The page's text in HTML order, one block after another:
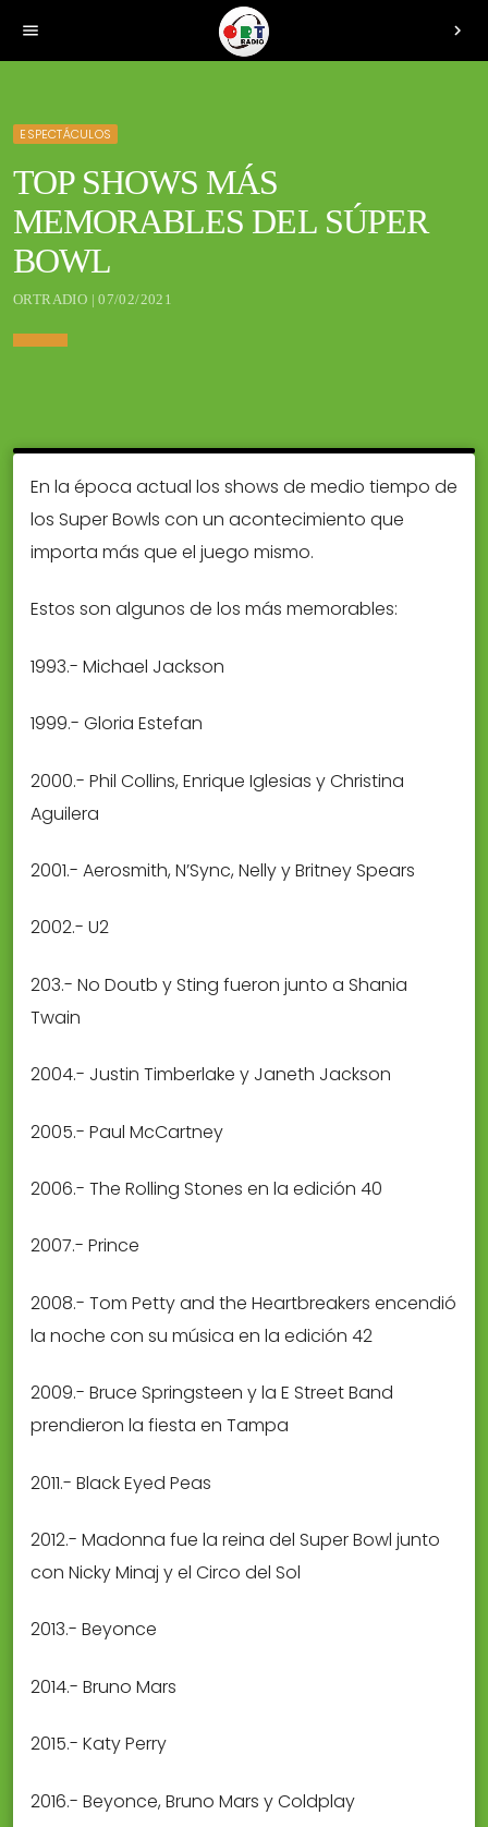
menu chevron_right
ESPECTÁCULOS
TOP SHOWS MÁS
MEMORABLES DEL SÚPER
BOWL
ORTRADIO | 07/02/2021
En la época actual los shows de medio tiempo de
los Super Bowls con un acontecimiento que
importa más que el juego mismo.
Estos son algunos de los más memorables:
1993.- Michael Jackson
1999.- Gloria Estefan
2000.- Phil Collins, Enrique Iglesias y Christina
Aguilera
2001.- Aerosmith, N’Sync, Nelly y Britney Spears
2002.- U2
203.- No Doutb y Sting fueron junto a Shania
Twain
2004.- Justin Timberlake y Janeth Jackson
2005.- Paul McCartney
2006.- The Rolling Stones en la edición 40
2007.- Prince
2008.- Tom Petty and the Heartbreakers encendió
la noche con su música en la edición 42
2009.- Bruce Springsteen y la E Street Band
prendieron la fiesta en Tampa
2011.- Black Eyed Peas
2012.- Madonna fue la reina del Super Bowl junto
con Nicky Minaj y el Circo del Sol
2013.- Beyonce
2014.- Bruno Mars
2015.- Katy Perry
2016.- Beyonce, Bruno Mars y Coldplay